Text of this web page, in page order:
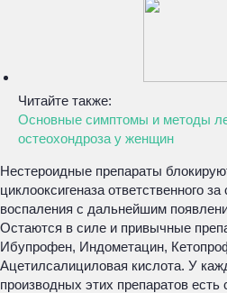
Читайте также:
Основные симптомы и методы
остеохондроза у женщин
Нестероидные препараты
циклооксигеназа ответственного
воспаления с дальнейшим
Остаются в силе и привычные
Ибупрофен, Индометацин,
Ацетилсалициловая кислота. У
производных этих препаратов